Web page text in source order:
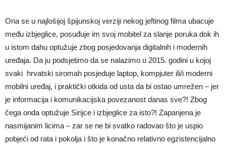
Ona se u najlošijoj špijunskoj verziji nekog jeftinog filma ubacuje
među izbjeglice, posuđuje im svoj mobitel za slanje poruka dok ih
u istom dahu optužuje zbog posjedovanja digitalnih i modernih
uređaja. Da ju podsjetimo da se nalazimo u 2015. godini u kojoj
svaki hrvatski siromah posjeduje laptop, kompjuter ili/i moderni
mobilni uređaj, i praktički otkida od usta da bi ostao umrežen – jer
je informacija i komunikacijska povezanost danas sve?! Zbog
čega onda optužuje Sirijce i izbjeglice za isto?! Zapanjena je
nasmijanim licima – zar se ne bi svatko radovao što je uspio
pobjeći od rata i pokolja i što je konačno relativno egzistencijalno